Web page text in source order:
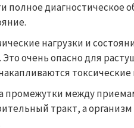
полное диагностическое
нагрузки и
очень опасно для
токсические
промежутки между
тракт, а